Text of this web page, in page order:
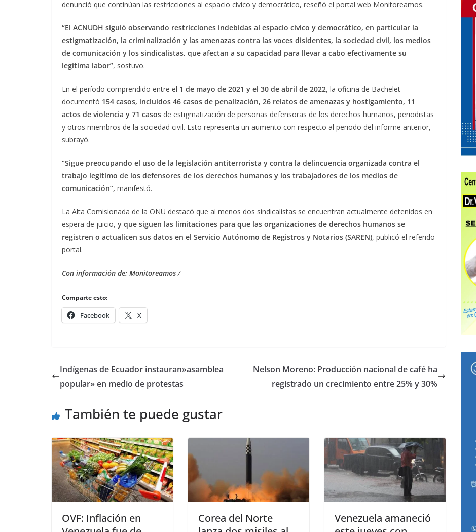
denunció que continúan las restricciones al espacio cívico y democrático, reseñó el portal web Monitoreamos.
“El ACNUDH siguió observando restricciones indebidas al espacio cívico y democrático, en particular la
estigmatización, la criminalización y las amenazas contra las voces disidentes, la sociedad civil, los medios
de comunicación y los sindicalistas, que afectan a su capacidad para llevar a cabo efectivamente su
legítima labor”, sostuvo.
En el período comprendido entre el 1 de mayo de 2021 y el 30 de abril de 2022, la oficina de Bachelet
documentó 154 casos, incluidos 46 casos de penalización, 26 relatos de amenazas y hostigamiento, 11
actos de violencia y 71 casos de estigmatización de personas defensoras de los derechos humanos, periodistas
y otros miembros de la sociedad civil. Esto representa un aumento con respecto al periodo del informe anterior,
subrayó.
“Sigue preocupando el uso de la legislación antiterrorista y contra la delincuencia organizada contra el
trabajo legítimo de los defensores de los derechos humanos y los trabajadores de los medios de
comunicación”, manifestó.
La Alta Comisionada de la ONU destacó que al menos dos sindicalistas se encuentran actualmente detenidos en
espera de juicio, y que siguen las limitaciones para que las organizaciones de derechos humanos se
registren o actualicen sus datos en el Servicio Autónomo de Registros y Notarios (SAREN), publicó el referido
portal.
Con información de: Monitoreamos/
Comparte esto:
Facebook X
Indígenas de Ecuador instauran»asamblea
popular» en medio de protestas
Nelson Moreno: Producción nacional de café ha
registrado un crecimiento entre 25% y 30%
También te puede gustar
OVF: Inflación en
Corea del Norte
Venezuela amaneció